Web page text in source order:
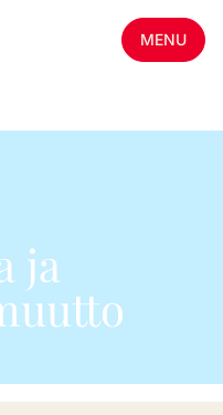
MENU
ja